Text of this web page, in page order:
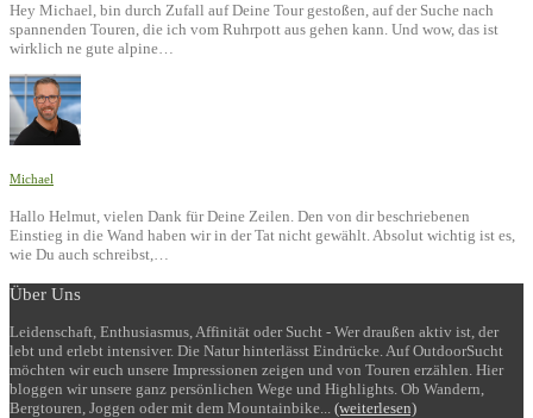
Hey Michael, bin durch Zufall auf Deine Tour gestoßen, auf der Suche nach
spannenden Touren, die ich vom Ruhrpott aus gehen kann. Und wow, das ist
wirklich ne gute alpine…
Michael
Hallo Helmut, vielen Dank für Deine Zeilen. Den von dir beschriebenen
Einstieg in die Wand haben wir in der Tat nicht gewählt. Absolut wichtig ist es,
wie Du auch schreibst,…
Über Uns
Leidenschaft, Enthusiasmus, Affinität oder Sucht - Wer draußen aktiv ist, der
lebt und erlebt intensiver. Die Natur hinterlässt Eindrücke. Auf OutdoorSucht
möchten wir euch unsere Impressionen zeigen und von Touren erzählen. Hier
bloggen wir unsere ganz persönlichen Wege und Highlights. Ob Wandern,
Bergtouren, Joggen oder mit dem Mountainbike... (weiterlesen)